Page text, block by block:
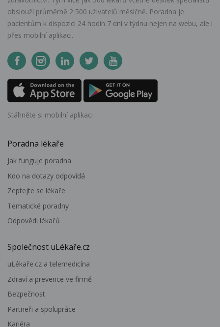
obslouží průměrně 2 500 uživatelů měsíčně. Poradna je
pacientům k dispozici 24 hodin 7 dní v týdnu nejen na webu, ale i
přes mobilní aplikaci.
Stáhněte si mobilní aplikaci
Poradna lékaře
Jak funguje poradna
Kdo na dotazy odpovídá
Zeptejte se lékaře
Tematické poradny
Odpovědi lékařů
Společnost uLékaře.cz
uLékaře.cz a telemedicína
Zdraví a prevence ve firmě
Bezpečnost
Partneři a spolupráce
Kariéra